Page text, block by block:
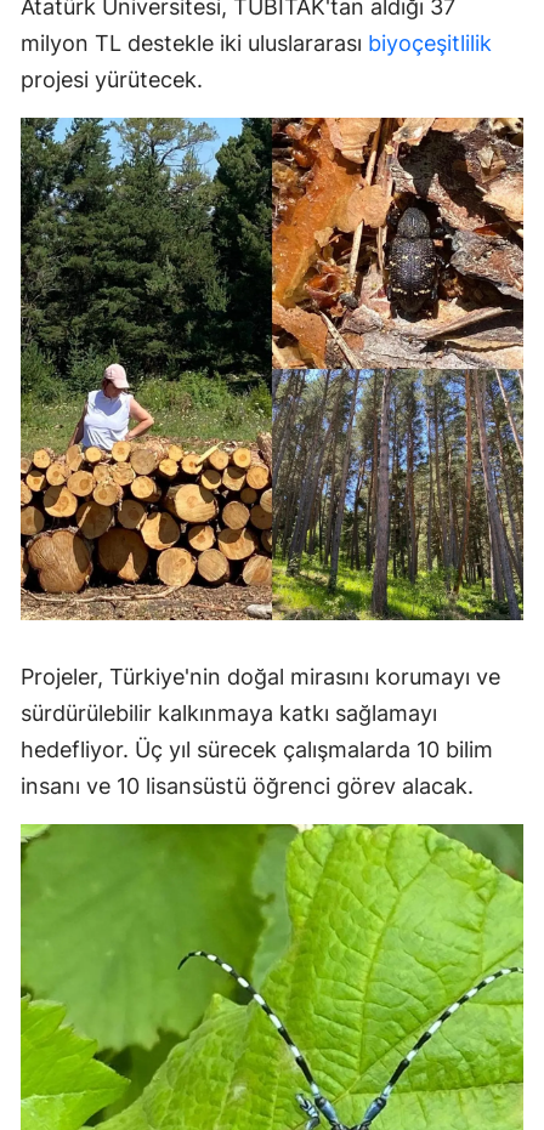
Atatürk Üniversitesi, TÜBİTAK'tan aldığı 37
milyon TL destekle iki uluslararası biyoçeşitlilik
projesi yürütecek.
Projeler, Türkiye'nin doğal mirasını korumayı ve
sürdürülebilir kalkınmaya katkı sağlamayı
hedefliyor. Üç yıl sürecek çalışmalarda 10 bilim
insanı ve 10 lisansüstü öğrenci görev alacak.